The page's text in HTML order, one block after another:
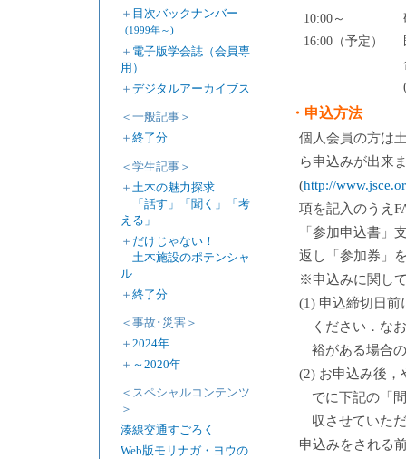
＋ 目次バックナンバー
(1999年～)
＋ 電子版学会誌（会員専
用）
＋ デジタルアーカイブス
＜一般記事＞
＋ 終了分
＜学生記事＞
＋ 土木の魅力探求
「話す」「聞く」「考
える」
＋ だけじゃない！
土木施設のポテンシャ
ル
＋ 終了分
＜事故･災害＞
＋ 2024年
＋ ～2020年
＜スペシャルコンテンツ
＞
湊線交通すごろく
Web版モリナガ・ヨウの
10:00～
16:00（予定）
・申込方法
個人会員の方は
ら申込みが出来
(http://
項を記入のうえ
「参加申込書」
返し「参加券」
※申込みに関し
(1) 申込締切日前
ください．な
裕がある場合
(2) お申込み後，
でに下記の「
収させていた
申込みをされる